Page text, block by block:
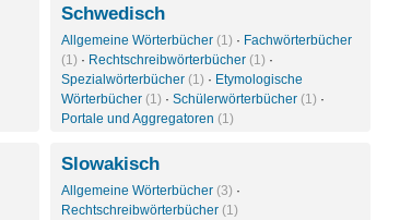
Schwedisch
Allgemeine Wörterbücher (1) · Fachwörterbücher
(1) · Rechtschreibwörterbücher (1) ·
Spezialwörterbücher (1) · Etymologische
Wörterbücher (1) · Schülerwörterbücher (1) ·
Portale und Aggregatoren (1)
Slowakisch
Allgemeine Wörterbücher (3) ·
Rechtschreibwörterbücher (1)